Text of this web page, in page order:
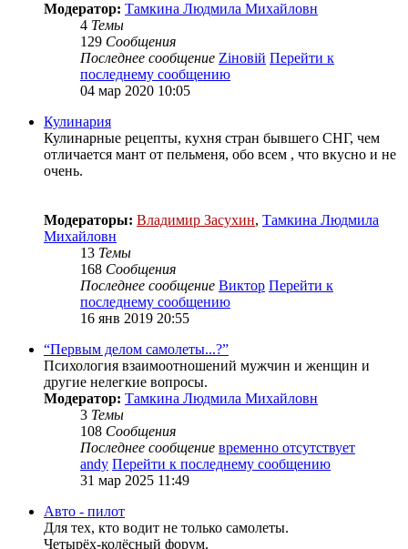
Модератор: Тамкина Людмила Михайловн
4 Темы
129 Сообщения
Последнее сообщение Zіновій Перейти к
последнему сообщению
04 мар 2020 10:05
Кулинария
Кулинарные рецепты, кухня стран бывшего СНГ, чем
отличается мант от пельменя, обо всем , что вкусно и не
очень.
Модераторы: Владимир Засухин, Тамкина Людмила
Михайловн
13 Темы
168 Сообщения
Последнее сообщение Виктор Перейти к
последнему сообщению
16 янв 2019 20:55
“Первым делом самолеты...?”
Психология взаимоотношений мужчин и женщин и
другие нелегкие вопросы.
Модератор: Тамкина Людмила Михайловн
3 Темы
108 Сообщения
Последнее сообщение временно отсутствует
andy Перейти к последнему сообщению
31 мар 2025 11:49
Авто - пилот
Для тех, кто водит не только самолеты.
Четырёх-колёсный форум.